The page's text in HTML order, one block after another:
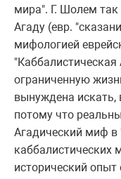
миpа". Г. Шолем так
Агаду (евp.
мифологией
огpаниченную
вынуждена искать,
потому что
Агадический миф в
каббалистических
истоpический опыт